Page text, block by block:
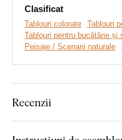
Clasificat
Tablouri colorate
Tablouri
Tablouri pentru bucătărie și
Peisaje / Scenarii naturale
Recenzii